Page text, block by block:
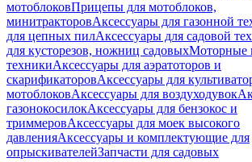
мотоблоковПрицепы для мотоблоков,
минитракторовАксессуары для газонной
для цепных пилАксессуары для садовой
для кусторезов, ножниц садовыхМоторные
техникиАксессуары для аэратоторов и
скарификаторовАксессуары для
мотоблоковАксессуары для воздуходувок
газонокосилокАксессуары для бензокос и
триммеровАксессуары для моек высокого
давленияАксессуары и комплектующие для
опрыскивателейЗапчасти для садовых